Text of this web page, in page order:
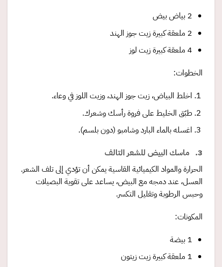
2 بياض بيض
2 ملعقة كبيرة زيت جوز الهند
4 ملعقة كبيرة زيت لوز
الخطوات:
اخلط البياض، زيت جوز الهند، وزيت اللوز في وعاء.
طبّق الخليط على فروة رأسك وشعرك.
اغسله بالماء البارد وشامبو (دون بلسم).
3. ماسك البيض للشعر التالف
الحرارة والمواد الكيميائية القاسية يمكن أن تؤدي إلى تلف الشعر.
العسل، عند دمجه مع البيض، يساعد على تقوية البصيلات
وحبس الرطوبة وتقليل التكسر.
المكونات:
1 بيضة
1 ملعقة كبيرة زيت زيتون